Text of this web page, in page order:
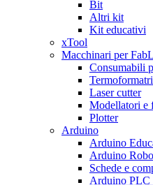
Bit
Altri kit
Kit educativi
xTool
Macchinari per
Consumabili
Laser cutter
Modellatori e
Plotter
Arduino
Arduino
Arduino
Schede e
Arduino PLC